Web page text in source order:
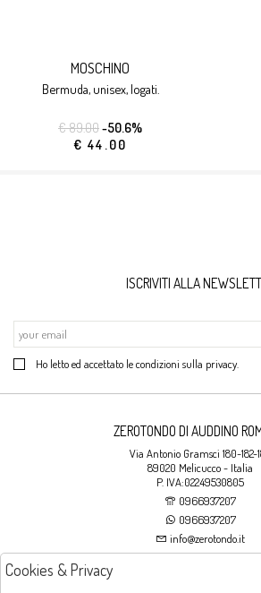
MOSCHINO
bermuda, unisex, logati.
€ 89.00-50.6%
€ 44.00
ISCRIVITI ALLA
Ho letto ed accettato le condizioni sulla privacy.
ZEROTONDO DI AUDDINO
Via Antonio Gramsci 180-182-
89020 Melicucco - Italia
P. IVA:02249530805
0966937207
0966937207
info@zerotondo.it
Cookies & Privacy